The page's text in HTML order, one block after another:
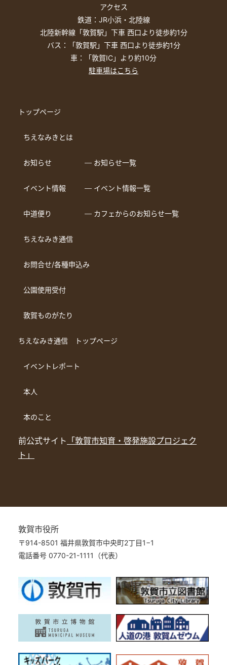
アクセス
鉄道：JR小浜・北陸線
北陸新幹線「敦賀駅」下車 西口より徒歩約1分
バス：「敦賀駅」下車 西口より徒歩約1分
車：「敦賀IC」より約10分
駐車場はこちら
トップページ
ちえなみきとは
お知らせ ― お知らせ一覧
イベント情報 ― イベント情報一覧
中道便り ― カフェからのお知らせ一覧
ちえなみき通信
お問合せ/各種申込み
公園使用受付
敦賀ものがたり
ちえなみき通信 トップページ
イベントレポート
本人
本のこと
前公式サイト 「敦賀市知育・啓発施設プロジェク
ト」
敦賀市役所
〒914-8501 福井県敦賀市中央町2丁目1−1
電話番号 0770-21-1111（代表）